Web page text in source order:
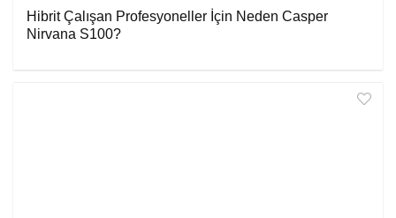
Hibrit Çalışan Profesyoneller İçin Neden Casper
Nirvana S100?